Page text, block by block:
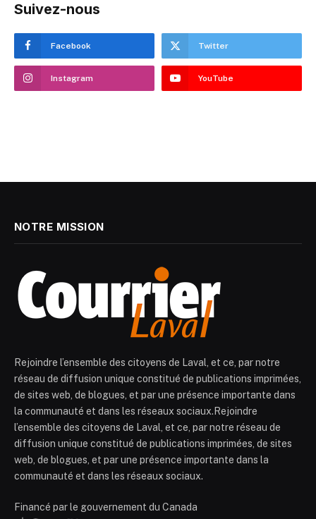
Suivez-nous
Facebook Twitter
Instagram YouTube
NOTRE MISSION
Rejoindre l’ensemble des citoyens de Laval, et ce, par notre
réseau de diffusion unique constitué de publications imprimées,
de sites web, de blogues, et par une présence importante dans
la communauté et dans les réseaux sociaux.Rejoindre
l’ensemble des citoyens de Laval, et ce, par notre réseau de
diffusion unique constitué de publications imprimées, de sites
web, de blogues, et par une présence importante dans la
communauté et dans les réseaux sociaux.
Financé par le gouvernement du Canada